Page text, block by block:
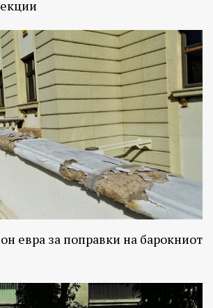
евра за поправки на барокниот